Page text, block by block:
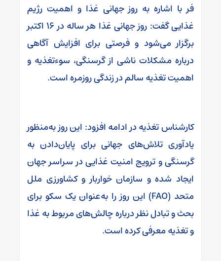
فر با اشاره به روز جهانی غذا و اهمیت رژیم
غذایی گفت: روز جهانی غذا هر ساله در ۱۶ اکتبر
برگزار می‌شود و فرصتی برای افزایش آگاهی
درباره مشکلات ناشی از گرسنگی، سوءتغذیه و
اهمیت تغذیه سالم در زندگی روزمره است.
کارشناس تغذیه در ادامه افزود: این روز به‌منظور
یادآوری تلاش‌های جهانی برای پایان‌دادن به
گرسنگی و ترویج امنیت غذایی در سراسر جهان
ایجاد شده و سازمان خواربار و کشاورزی ملل
متحد (FAO) این روز را به‌عنوان یک سکو برای
بحث و تبادل نظر درباره چالش‌های مربوط به غذا
و تغذیه معرفی کرده است.